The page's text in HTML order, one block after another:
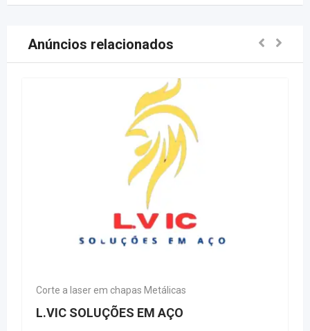
Anúncios relacionados
Corte a laser em chapas Metálicas
L.VIC SOLUÇÕES EM AÇO